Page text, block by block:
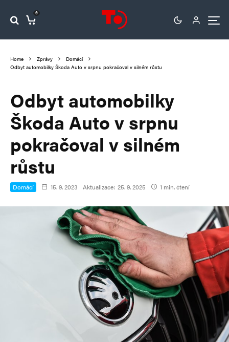
0
Home Zprávy
Domácí
Odbyt automobilky Škoda Auto v srpnu pokračoval v silném růstu
Odbyt automobilky
Škoda Auto v srpnu
pokračoval v silném
růstu
Domácí 15. 9. 2023 Aktualizace: 25. 9. 2025 1 min. čtení